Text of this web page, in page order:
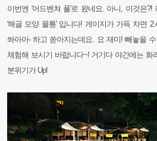
이번엔 '어드벤쳐 풀'로 왔네요. 아니, 이것은?!
'해골 모양 물통' 입니다! 게이지가 가득 차면
쏴아아- 하고 쏟아지는데요. 요 재미! 빼놓을
체험해 보시기 바랍니다~! 거기다 야간에는 화
분위기가 Up!